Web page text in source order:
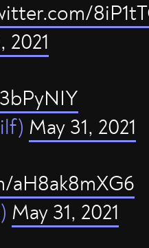
2021
May 31, 2021
aH8ak8mXG6
May 31, 2021